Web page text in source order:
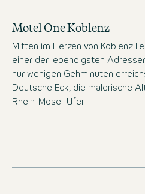
Motel One Koblenz
Mitten im Herzen von Koblenz
einer der lebendigsten
nur wenigen Gehminuten
Deutsche Eck, die malerische
Rhein-Mosel-Ufer.